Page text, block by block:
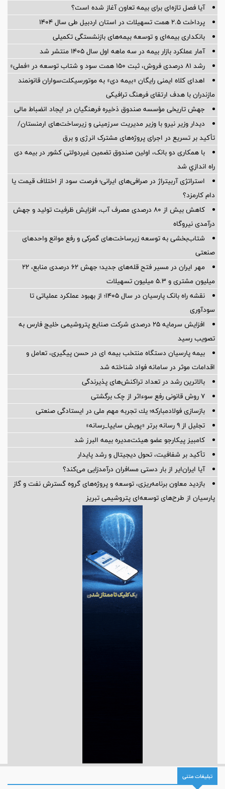
آیا فصل تازه‌ای برای بیمه تعاون آغاز شده است؟
پرداخت ۲.۵ همت تسهیلات در استان اردبیل طی سال ۱۴۰۴
بانکداری بیمه‌ای و توسعه بیمه‌های بازنشستگی تکمیلی
آمار عملكرد بازار بیمه در سه ماهه اول سال 1405 منتشر شد
رشد ۸۱ درصدی فروش، ثبت ۱۵۰ همت سود و شتاب توسعه در «فملی»
اهدای کلاه ایمنی رایگان «بیمه دی» به موتورسیکلت‌سواران قانونمند
مازندران با هدف ارتقای فرهنگ ترافیکی
جهش تاریخی مؤسسه صندوق ذخیره فرهنگیان در ایجاد انضباط مالی
دیدار وزیر نیرو با وزیر مدیریت سرزمینی و زیرساخت‌های ارمنستان/
تأکید بر تسریع در اجرای پروژه‌های مشترک انرژی و برق
با همکاری دو بانک، اولین صندوق تضمین غیردولتی کشور در بیمه دی
راه اندازي شد
استراتژی آربیتراژ در صرافی‌های ایرانی؛ فرصت سود از اختلاف قیمت یا
دام کارمزد؟
کاهش بیش از ۸۰ درصدی مصرف آب، افزایش ظرفیت تولید و جهش
درآمدی نیروگاه
شتاب‌بخشی به توسعه زیرساخت‌های گمركی و رفع موانع واحدهای
صنعتی
مهر ایران در مسیر فتح قله‌های جدید؛ جهش ۶۲ درصدی منابع، ۲۲
میلیون مشتری و ۵.۳ میلیون تسهیلات
نقشه راه بانک پارسیان در سال ۱۴۰۵؛ از بهبود عملکرد عملیاتی تا
سودآوری
افزایش سرمایه ۲۵ درصدی شرکت صنایع پتروشیمی خلیج فارس به
تصویب رسید
بیمه پارسیان دستگاه منتخب بیمه ای در حسن پیگیری، تعامل و
اقدامات موثر در سامانه فواد شناخته شد
بالاترین رشد در تعداد تراکنش‌های پذیرندگی
۷ روش قانونی رفع سوء‌اثر از چک برگشتی
بازسازی فولادمباركه؛ یك تجربه مهم ملی در ایستادگی صنعتی
تجلیل از ۹ رسانه برتر «پویش سایپا_رسانه»
کامبیز پیکارجو عضو هیئت‌مدیره بيمه البرز شد
تأکید بر شفافیت، تحول دیجیتال و رشد پایدار
آیا ایران‌ایر از بار دستی مسافران درآمدزایی می‌کند؟
بازدید معاون برنامه‌ریزی، توسعه و پروژه‌های گروه گسترش نفت و گاز
پارسیان از طرح‌های توسعه‌ای پتروشیمی تبریز
تبلیغات متنی